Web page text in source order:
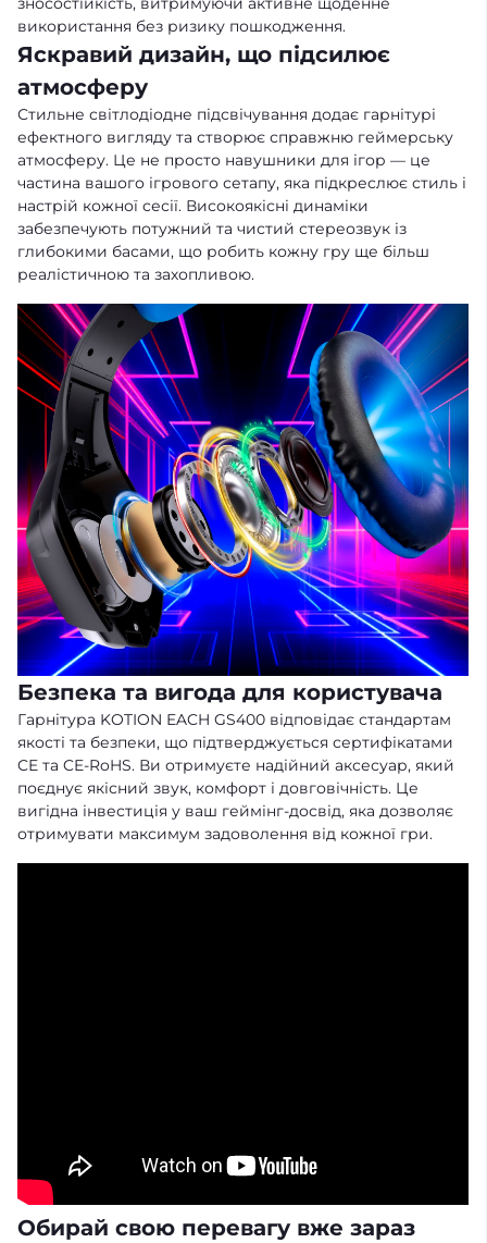
використання без ризику пошкодження.
Яскравий дизайн, що підсилює
атмосферу
Стильне світлодіодне підсвічування додає гарнітурі
ефектного вигляду та створює справжню геймерську
атмосферу. Це не просто навушники для ігор — це
частина вашого ігрового сетапу, яка підкреслює стиль і
настрій кожної сесії. Високоякісні динаміки
забезпечують потужний та чистий стереозвук із
глибокими басами, що робить кожну гру ще більш
реалістичною та захопливою.
Безпека та вигода для користувача
Гарнітура KOTION EACH GS400 відповідає стандартам
якості та безпеки, що підтверджується сертифікатами
CE та CE-RoHS. Ви отримуєте надійний аксесуар, який
поєднує якісний звук, комфорт і довговічність. Це
вигідна інвестиція у ваш геймінг-досвід, яка дозволяє
отримувати максимум задоволення від кожної гри.
Обирай свою перевагу вже зараз